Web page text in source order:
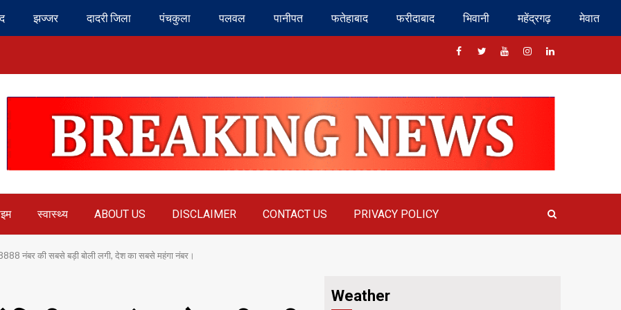
झज्जर दादरी जिला पंचकुला पलवल पानीपत फतेहाबाद फरीदाबाद भिवानी महेंद्रगढ़ मेवात
Facebook
TwitterYoutubeInstragram
Linkedin
स्वास्थ्य ABOUT US DISCLAIMER CONTACT US PRIVACY POLICY
नंबर की सबसे बड़ी बोली लगी, देश का सबसे महंगा नंबर।
Weather